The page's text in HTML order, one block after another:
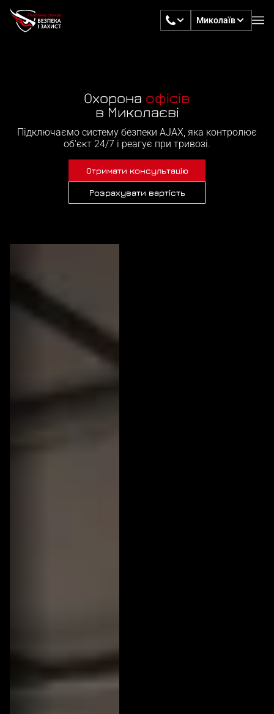
Миколаїв
Охорона офісів
в Миколаєві
Підключаємо систему безпеки AJAX, яка контролює
об'єкт 24/7 і реагує при тривозі.
Отримати консультацію
Розрахувати вартість